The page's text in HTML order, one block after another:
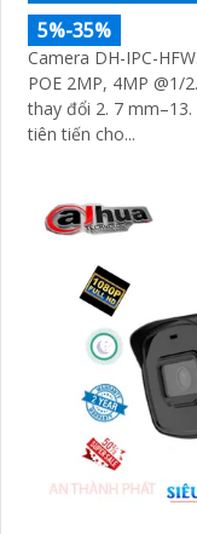
5%-35%
Camera DH-IPC-
POE 2MP, 4MP @1/
thay đổi 2. 7
tiên tiến cho...